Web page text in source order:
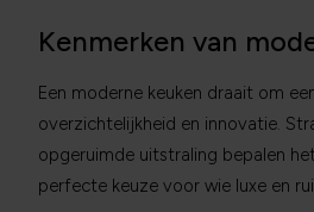
Kenmerken van
Een moderne keuken draait om
overzichtelijkheid en innovatie.
opgeruimde uitstraling bepalen
perfecte keuze voor wie luxe en